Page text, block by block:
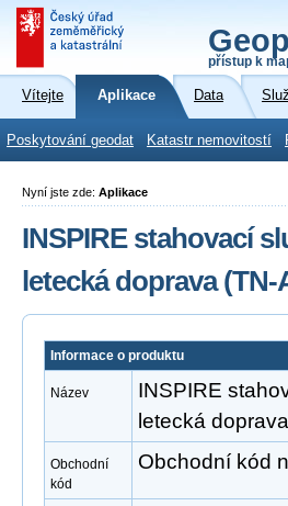
přístup k
Vítejte Aplikace Data
Poskytování geodat Katastr nemovitostí
Nyní jste zde: Aplikace
INSPIRE stahovací
letecká doprava (TN-
Informace o produktu
Název
INSPIRE
letecká
Obchodní
kód
Obchodní kód